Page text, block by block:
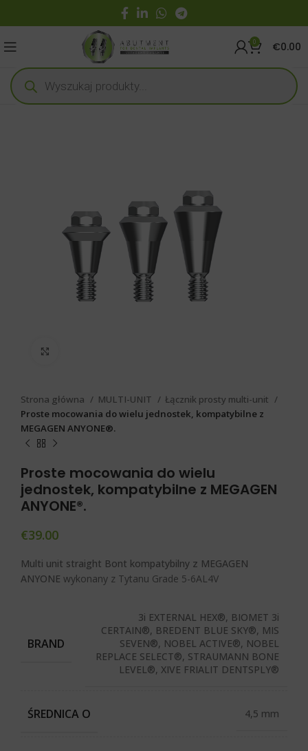
0 €0.00
Strona główna MULTI-UNIT
Łącznik prosty multi-unit
Proste mocowania do wielu jednostek, kompatybilne z
MEGAGEN ANYONE®.
Proste mocowania do wielu
jednostek, kompatybilne z MEGAGEN
ANYONE®.
€39.00
Multi unit straight Bont kompatybilny z MEGAGEN
ANYONE wykonany z Tytanu Grade 5-6AL4V
BRAND
3i EXTERNAL HEX®, BIOMET 3i
CERTAIN®, BREDENT BLUE SKY®, MIS
SEVEN®, NOBEL ACTIVE®, NOBEL
REPLACE SELECT®, STRAUMANN BONE
LEVEL®, XIVE FRIALIT DENTSPLY®
ŚREDNICA O 4,5 mm